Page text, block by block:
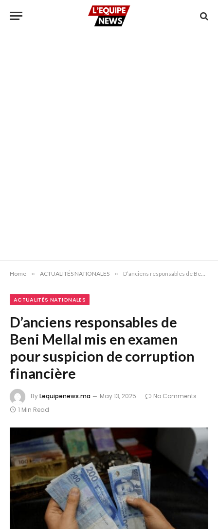
Home » ACTUALITÉS NATIONALES » D’anciens responsables de Beni Mellal mis en examen pour suspicion de corruption financière
ACTUALITÉS NATIONALES
D’anciens responsables de
Beni Mellal mis en examen
pour suspicion de corruption
financière
ByLequipenews.ma May 13, 2025
No Comments
1 Min Read